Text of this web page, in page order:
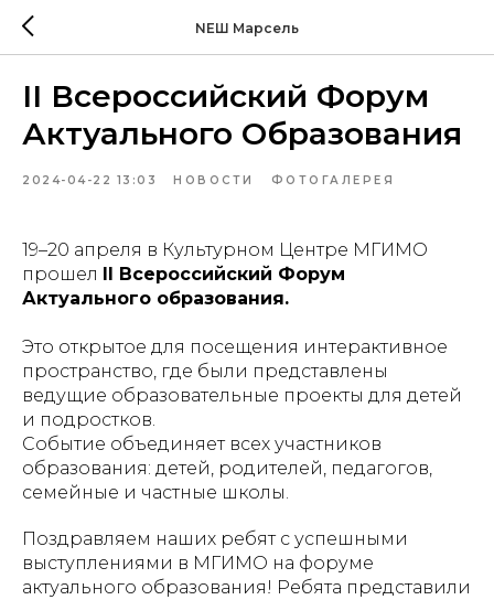
NEШ Марсель
II Всероссийский Форум
Актуального Образования
2024-04-22 13:03 НОВОСТИ ФОТОГАЛЕРЕЯ
19–20 апреля в Культурном Центре МГИМО
прошел II Всероссийский Форум
Актуального образования.
Это открытое для посещения интерактивное
пространство, где были представлены
ведущие образовательные проекты для детей
и подростков.
Событие объединяет всех участников
образования: детей, родителей, педагогов,
семейные и частные школы.
Поздравляем наших ребят с успешными
выступлениями в МГИМО на форуме
актуального образования! Ребята представили